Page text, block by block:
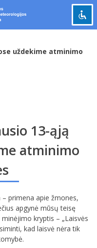
uždekime atminimo
13-ąją
atminimo
primena apie žmones,
apgynė mūsų teisę
kryptis – „Laisvės
kad laisvė nėra tik